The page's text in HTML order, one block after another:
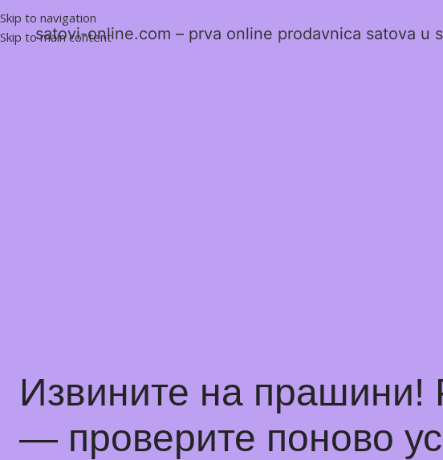
Skip to navigation
Skip to main content
satovi-online.com – prva online prodavnica satova u
Извините на прашини!
— проверите поново